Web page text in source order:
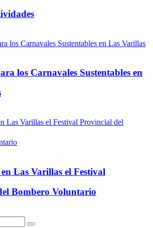
los Carnavales Sustentables en
Las Varillas el Festival
Bombero Voluntario